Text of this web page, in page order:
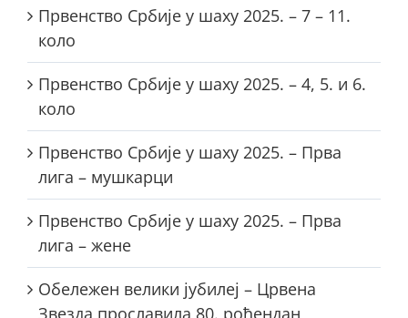
Првенство Србије у шаху 2025. – 7 – 11.
коло
Првенство Србије у шаху 2025. – 4, 5. и 6.
коло
Првенство Србије у шаху 2025. – Прва
лига – мушкарци
Првенство Србије у шаху 2025. – Прва
лига – жене
Обележен велики јубилеј – Црвена
Звезда прославила 80. рођендан